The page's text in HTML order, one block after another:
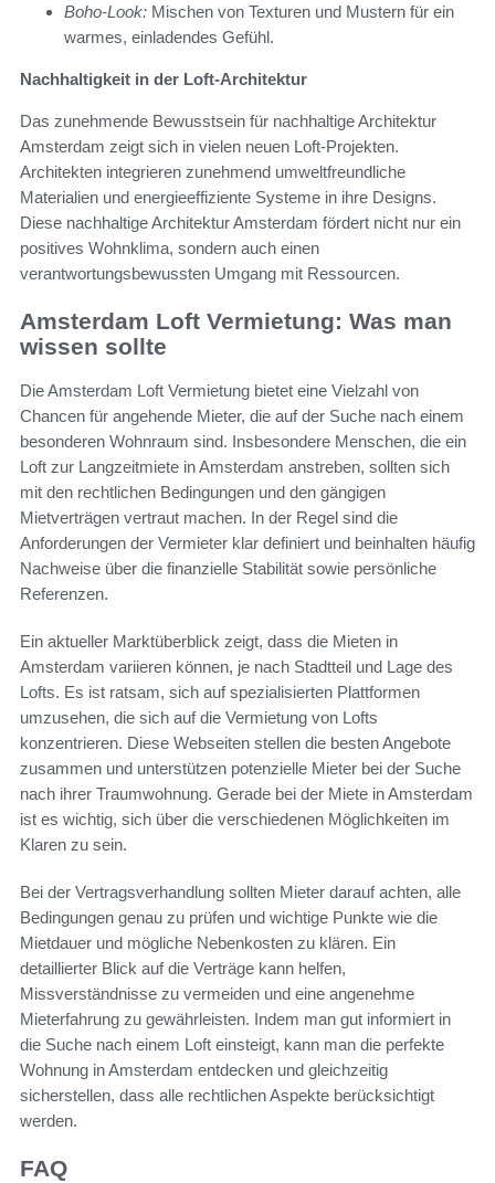
Boho-Look: Mischen von Texturen und Mustern für ein
warmes, einladendes Gefühl.
Nachhaltigkeit in der Loft-Architektur
Das zunehmende Bewusstsein für nachhaltige Architektur
Amsterdam zeigt sich in vielen neuen Loft-Projekten.
Architekten integrieren zunehmend umweltfreundliche
Materialien und energieeffiziente Systeme in ihre Designs.
Diese nachhaltige Architektur Amsterdam fördert nicht nur ein
positives Wohnklima, sondern auch einen
verantwortungsbewussten Umgang mit Ressourcen.
Amsterdam Loft Vermietung: Was man
wissen sollte
Die Amsterdam Loft Vermietung bietet eine Vielzahl von
Chancen für angehende Mieter, die auf der Suche nach einem
besonderen Wohnraum sind. Insbesondere Menschen, die ein
Loft zur Langzeitmiete in Amsterdam anstreben, sollten sich
mit den rechtlichen Bedingungen und den gängigen
Mietverträgen vertraut machen. In der Regel sind die
Anforderungen der Vermieter klar definiert und beinhalten häufig
Nachweise über die finanzielle Stabilität sowie persönliche
Referenzen.
Ein aktueller Marktüberblick zeigt, dass die Mieten in
Amsterdam variieren können, je nach Stadtteil und Lage des
Lofts. Es ist ratsam, sich auf spezialisierten Plattformen
umzusehen, die sich auf die Vermietung von Lofts
konzentrieren. Diese Webseiten stellen die besten Angebote
zusammen und unterstützen potenzielle Mieter bei der Suche
nach ihrer Traumwohnung. Gerade bei der Miete in Amsterdam
ist es wichtig, sich über die verschiedenen Möglichkeiten im
Klaren zu sein.
Bei der Vertragsverhandlung sollten Mieter darauf achten, alle
Bedingungen genau zu prüfen und wichtige Punkte wie die
Mietdauer und mögliche Nebenkosten zu klären. Ein
detaillierter Blick auf die Verträge kann helfen,
Missverständnisse zu vermeiden und eine angenehme
Mieterfahrung zu gewährleisten. Indem man gut informiert in
die Suche nach einem Loft einsteigt, kann man die perfekte
Wohnung in Amsterdam entdecken und gleichzeitig
sicherstellen, dass alle rechtlichen Aspekte berücksichtigt
werden.
FAQ